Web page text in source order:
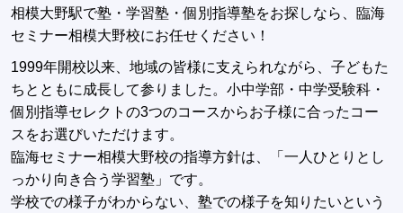
相模大野駅で塾・学習塾・個別指導塾をお探しなら、臨海
セミナー相模大野校にお任せください！
1999年開校以来、地域の皆様に支えられながら、子どもた
ちとともに成長して参りました。小中学部・中学受験科・
個別指導セレクトの3つのコースからお子様に合ったコー
スをお選びいただけます。
臨海セミナー相模大野校の指導方針は、「一人ひとりとし
っかり向き合う学習塾」です。
学校での様子がわからない、塾での様子を知りたいという